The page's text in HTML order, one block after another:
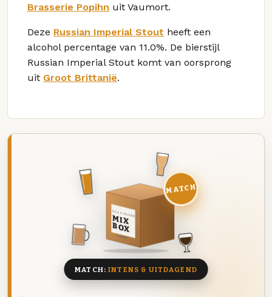
Brasserie Popihn uit Vaumort.
Deze Russian Imperial Stout heeft een
alcohol percentage van 11.0%. De bierstijl
Russian Imperial Stout komt van oorsprong
uit Groot Brittanië.
DEZE MAAND
MIX
BOX
8 BIEREN
MATCH
MATCH:INTENS & UITDAGEND